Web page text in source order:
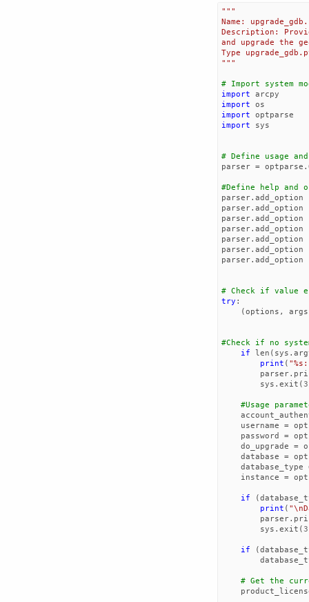
"""
Name:
Description:
and upgrade the
Type
"""
# Import system
import
arcpy
import
os
import
optparse
import
sys
# Define usage
parser
= optparse .
#Define help and
parser. add_option
parser. add_option
parser. add_option
parser. add_option
parser. add_option
parser. add_option
parser. add_option
# Check if value
try :
( options , args
#Check if no
if
len ( sys .
print ( "%s
parser.
sys . exit ( 3
#Usage
username
=
password
=
do_upgrade
=
database
=
database_type
instance
=
if (
print ( "\n
parser.
sys . exit ( 3
if (
# Get the